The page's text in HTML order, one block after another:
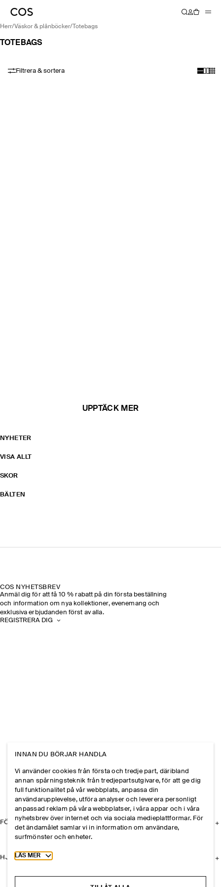
herr/ väskor & plånböcker/ totebags
TOTEBAGS
Filtrera & sortera
UPPTÄCK MER
NYHETER
VISA ALLT
SKOR
BÄLTEN
COS NYHETSBREV
Anmäl dig för att få 10 % rabatt på din första beställning
och information om nya kollektioner, evenemang och
exklusiva erbjudanden först av alla.
REGISTRERA DIG
FÖRETAGET
HJÄLP
INNAN DU BÖRJAR HANDLA
Vi använder cookies från första och tredje part, däribland
annan spårningsteknik från tredjepartsutgivare, för att ge dig
full funktionalitet på vår webbplats, anpassa din
användarupplevelse, utföra analyser och leverera personligt
anpassad reklam på våra webbplatser, i våra appar och i våra
nyhetsbrev över internet och via sociala medieplattformar. För
det ändamålet samlar vi in information om användare,
surfmönster och enheter.
Toggle more cookie information
LÄS MER